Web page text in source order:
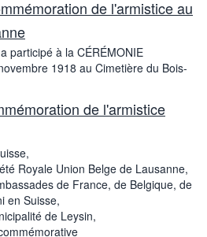
de l'armistice au
participé à la CÉRÉMONIE
1918 au Cimetière du Bois-
de l'armistice
Royale Union Belge de Lausanne,
de France, de Belgique, de
en Suisse,
de Leysin,